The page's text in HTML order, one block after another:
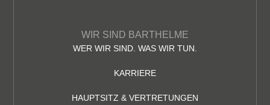
WIR SIND BARTHELME
WER WIR SIND. WAS WIR TUN.
KARRIERE
HAUPTSITZ & VERTRETUNGEN